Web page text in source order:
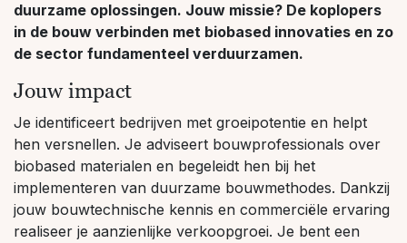
duurzame oplossingen. Jouw missie? De koplopers
in de bouw verbinden met biobased innovaties en zo
de sector fundamenteel verduurzamen.
Jouw impact
Je identificeert bedrijven met groeipotentie en helpt
hen versnellen. Je adviseert bouwprofessionals over
biobased materialen en begeleidt hen bij het
implementeren van duurzame bouwmethodes. Dankzij
jouw bouwtechnische kennis en commerciële ervaring
realiseer je aanzienlijke verkoopgroei. Je bent een